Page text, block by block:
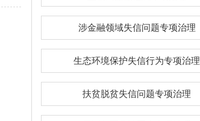
涉金融领域失信问题专项治理
生态环境保护失信行为专项治理
扶贫脱贫失信问题专项治理